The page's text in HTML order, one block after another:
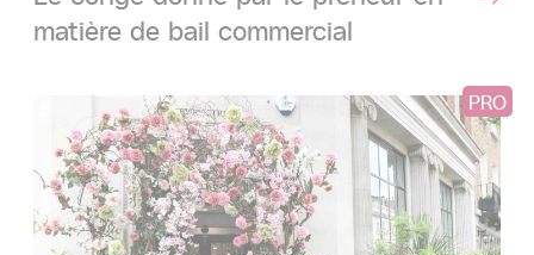
matière de bail commercial
PRO